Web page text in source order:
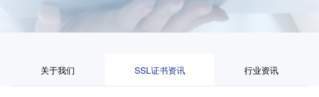
关于我们 SSL证书资讯 行业资讯